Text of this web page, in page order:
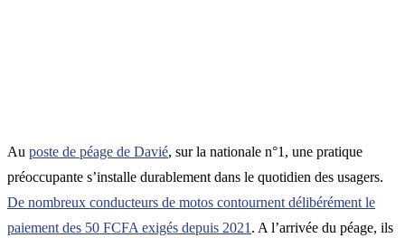
Au poste de péage de Davié, sur la nationale n°1, une pratique
préoccupante s’installe durablement dans le quotidien des usagers.
De nombreux conducteurs de motos contournent délibérément le
paiement des 50 FCFA exigés depuis 2021 . A l’arrivée du péage, ils